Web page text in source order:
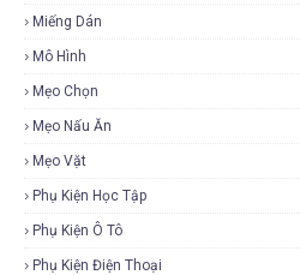
Miếng Dán
Mô Hình
Mẹo Chọn
Mẹo Nấu Ăn
Mẹo Vặt
Phụ Kiện Học Tập
Phụ Kiện Ô Tô
Phụ Kiện Điện Thoại